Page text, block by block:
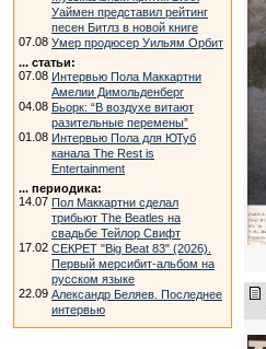
Уаймен представил рейтинг
песен Битлз в новой книге
07.08 Умер продюсер Уильям Орбит
... статьи:
07.08 Интервью Пола Маккартни
Амелии Димольденберг
04.08 Бьорк: “В воздухе витают
разительные перемены”
01.08 Интервью Пола для ЮТуб
канала The Rest is
Entertainment
... периодика:
14.07 Пол Маккартни сделал
трибьют The Beatles на
свадьбе Тейлор Свифт
17.02 СЕКРЕТ "Big Beat 83" (2026).
Первый мерсибит-альбом на
русском языке
22.09 Александр Беляев. Последнее
интервью